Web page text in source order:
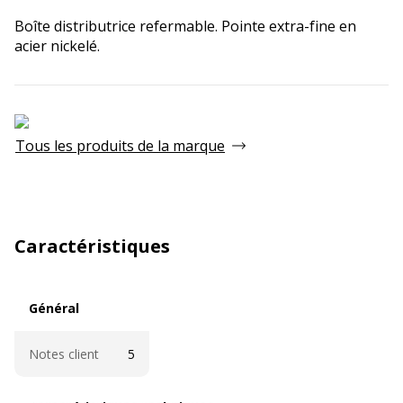
Boîte distributrice refermable. Pointe extra-fine en
acier nickelé.
Tous les produits de la marque
Caractéristiques
Général
Notes client 5